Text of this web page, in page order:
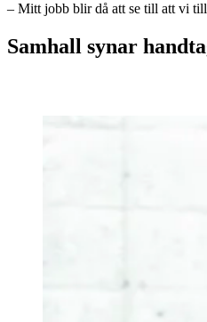
– Mitt jobb blir då att se till att vi
Samhall synar